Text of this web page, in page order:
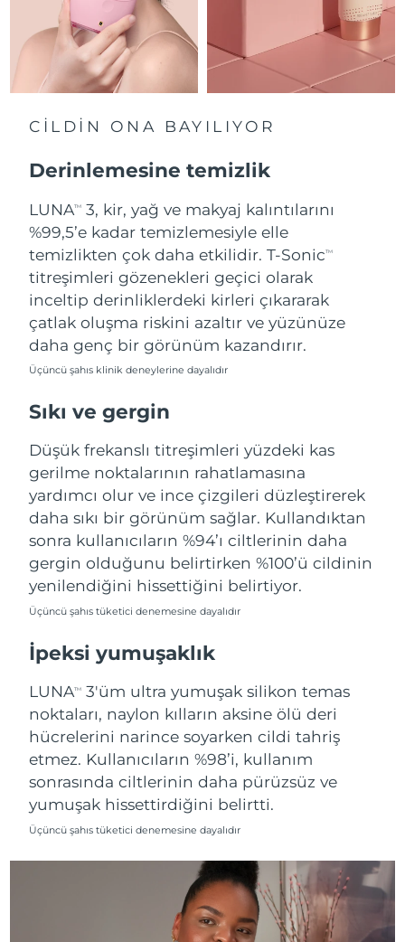
CİLDİN ONA BAYILIYOR
Derinlemesine temizlik
LUNATM
3, kir, yağ ve makyaj kalıntılarını
%99,5’e kadar temizlemesiyle elle
temizlikten çok daha etkilidir. T-SonicTM
titreşimleri gözenekleri geçici olarak
inceltip derinliklerdeki kirleri çıkararak
çatlak oluşma riskini azaltır ve yüzünüze
daha genç bir görünüm kazandırır.
Üçüncü şahıs klinik deneylerine dayalıdır
Sıkı ve gergin
Düşük frekanslı titreşimleri yüzdeki kas
gerilme noktalarının rahatlamasına
yardımcı olur ve ince çizgileri düzleştirerek
daha sıkı bir görünüm sağlar. Kullandıktan
sonra kullanıcıların %94’ı ciltlerinin daha
gergin olduğunu belirtirken %100’ü cildinin
yenilendiğini hissettiğini belirtiyor.
Üçüncü şahıs tüketici denemesine dayalıdır
İpeksi yumuşaklık
LUNATM
3'üm ultra yumuşak silikon temas
noktaları, naylon kılların aksine ölü deri
hücrelerini narince soyarken cildi tahriş
etmez. Kullanıcıların %98’i, kullanım
sonrasında ciltlerinin daha pürüzsüz ve
yumuşak hissettirdiğini belirtti.
Üçüncü şahıs tüketici denemesine dayalıdır
Hollanda
Tahmini teslim tarihi
09/08/2026
Yeni Zelanda
Tahmini teslim tarihi
Umman
12/08/2026
Filipinler
Tahmini teslim tarihi
12/08/2026
Polonya
Tahmini teslim tarihi
10/08/2026
Portekiz
Tahmini teslim tarihi
Porto Riko
Katar
Reunion
Tahmini teslim tarihi
14/08/2026
Romanya
Tahmini teslim tarihi
Suudi Arabistan
10/08/2026
Singapur
Tahmini teslim tarihi
11/08/2026
Slovakya
Tahmini teslim tarihi
09/08/2026
Tahmini teslim tarihi
17/08/2026